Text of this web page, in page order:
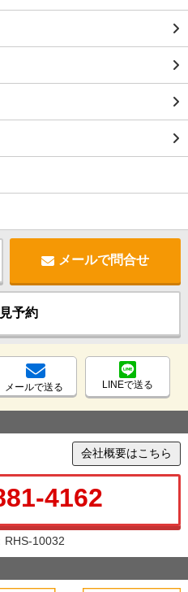
メールで問合せ
予約
メールで送る LINEで送る
会社概要はこちら
4162
RHS-10032